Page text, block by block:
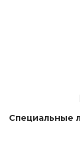
Специальные